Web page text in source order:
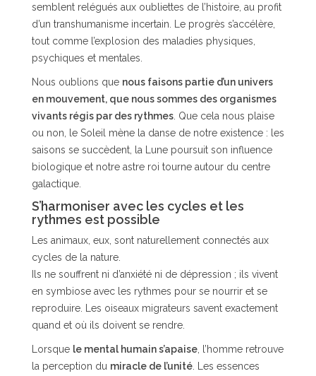
semblent relégués aux oubliettes de l’histoire, au profit
d’un transhumanisme incertain. Le progrès s’accélère,
tout comme l’explosion des maladies physiques,
psychiques et mentales.
Nous oublions que nous faisons partie d’un univers
en mouvement, que nous sommes des organismes
vivants régis par des rythmes . Que cela nous plaise
ou non, le Soleil mène la danse de notre existence : les
saisons se succèdent, la Lune poursuit son influence
biologique et notre astre roi tourne autour du centre
galactique.
S’harmoniser avec les cycles et les
rythmes est possible
Les animaux, eux, sont naturellement connectés aux
cycles de la nature.
Ils ne souffrent ni d’anxiété ni de dépression ; ils vivent
en symbiose avec les rythmes pour se nourrir et se
reproduire. Les oiseaux migrateurs savent exactement
quand et où ils doivent se rendre.
Lorsque le mental humain s’apaise , l’homme retrouve
la perception du miracle de l’unité . Les essences